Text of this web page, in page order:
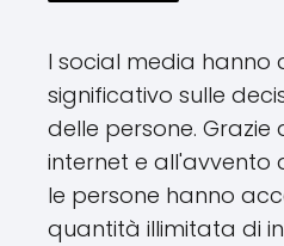
I social media
significativo sulle
delle persone. Grazie
internet e all'avvento
le persone hanno
quantità illimitata di